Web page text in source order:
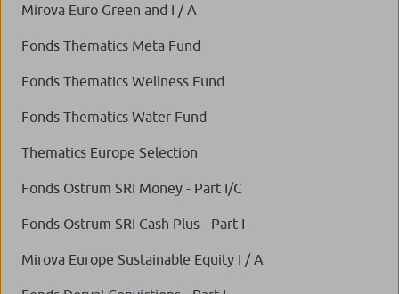
Mirova Euro Green and I / A
Fonds Thematics Meta Fund
Fonds Thematics Wellness Fund
Fonds Thematics Water Fund
Thematics Europe Selection
Fonds Ostrum SRI Money - Part I/C
Fonds Ostrum SRI Cash Plus - Part I
Mirova Europe Sustainable Equity I / A